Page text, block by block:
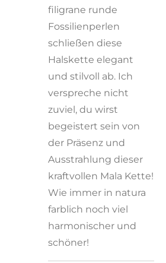
filigrane runde
Fossilienperlen
schließen diese
Halskette elegant
und stilvoll ab. Ich
verspreche nicht
zuviel, du wirst
begeistert sein von
der Präsenz und
Ausstrahlung dieser
kraftvollen Mala Kette!
Wie immer in natura
farblich noch viel
harmonischer und
schöner!